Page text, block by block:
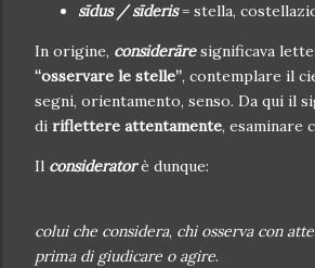
sīdus / sīderis= stella,
In origine, considerāresignificava
“osservare le stelle”, contemplare il
segni, orientamento, senso. Da qui il
di riflettere attentamente, esaminare
Il consideratorè dunque:
colui che considera, chi osserva con
prima di giudicare o agire.